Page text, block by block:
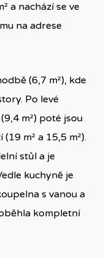
a nachází se ve
na adrese
(6,7 m²), kde
Po levé
m²) poté jsou
m² a 15,5 m²).
stůl a je
kuchyně je
s vanou a
kompletní